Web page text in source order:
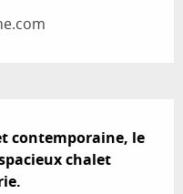
contemporaine, le
chalet